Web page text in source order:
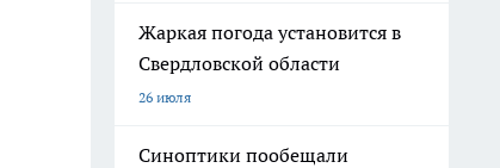
Жаркая погода установится в
Свердловской области
26 июля
Синоптики пообещали